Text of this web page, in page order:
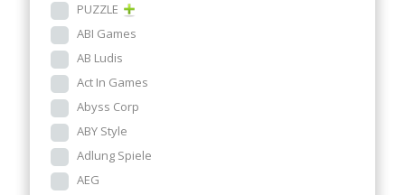
PUZZLE
ABI Games
AB Ludis
Act In Games
Abyss Corp
ABY Style
Adlung Spiele
AEG